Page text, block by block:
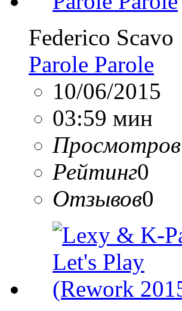
Federico Scavo
Parole Parole
10/06/2015
03:59 мин
Просмотров
Рейтинг0
Отзывов0